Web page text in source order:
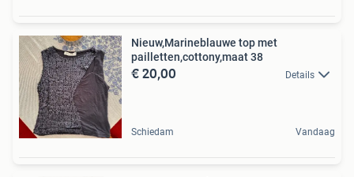
Nieuw,Marineblauwe top met
pailletten,cottony,maat 38
€ 20,00 Details
Schiedam Vandaag